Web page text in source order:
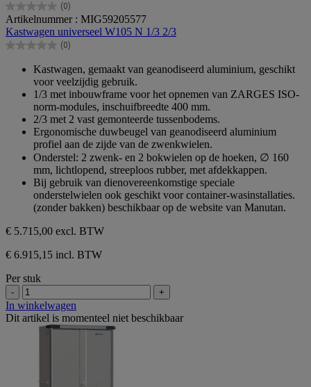
(0)
0.0
van
de
5
Artikelnummer : MIG59205577
Kastwagen universeel W105 N 1/3 2/3
(0)
0.0
sterren.
Kastwagen, gemaakt van geanodiseerd aluminium, geschikt
voor veelzijdig gebruik.
1/3 met inbouwframe voor het opnemen van ZARGES ISO-
norm-modules, inschuifbreedte 400 mm.
2/3 met 2 vast gemonteerde tussenbodems.
Ergonomische duwbeugel van geanodiseerd aluminium
profiel aan de zijde van de zwenkwielen.
Onderstel: 2 zwenk- en 2 bokwielen op de hoeken, ∅ 160
mm, lichtlopend, streeploos rubber, met afdekkappen.
Bij gebruik van dienovereenkomstige speciale
onderstelwielen ook geschikt voor container-wasinstallaties.
(zonder bakken) beschikbaar op de website van Manutan.
€ 5.715,00 excl. BTW
€ 6.915,15 incl. BTW
Per stuk
- +
In winkelwagen
Dit artikel is momenteel niet beschikbaar